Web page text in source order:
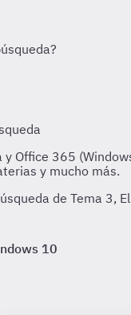
de Tema
10